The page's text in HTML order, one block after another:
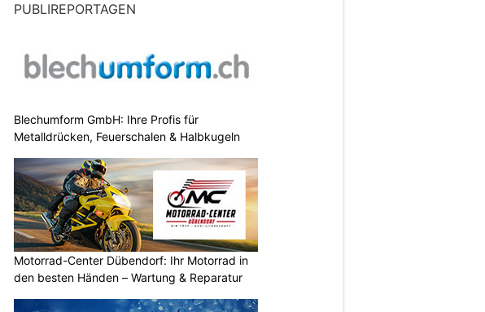
PUBLIREPORTAGEN
Blechumform GmbH: Ihre Profis für
Metalldrücken, Feuerschalen & Halbkugeln
Motorrad-Center Dübendorf: Ihr Motorrad in
den besten Händen – Wartung & Reparatur